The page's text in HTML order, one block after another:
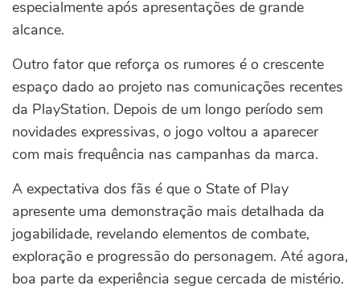
especialmente após apresentações de grande
alcance.
Outro fator que reforça os rumores é o crescente
espaço dado ao projeto nas comunicações recentes
da PlayStation. Depois de um longo período sem
novidades expressivas, o jogo voltou a aparecer
com mais frequência nas campanhas da marca.
A expectativa dos fãs é que o State of Play
apresente uma demonstração mais detalhada da
jogabilidade, revelando elementos de combate,
exploração e progressão do personagem. Até agora,
boa parte da experiência segue cercada de mistério.